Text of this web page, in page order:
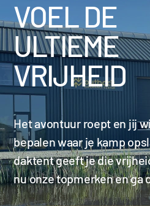
VOEL DE
ULTIEME
VRIJHEID
Het avontuur roept en jij
bepalen waar je kamp
daktent geeft je die
nu onze topmerken en ga